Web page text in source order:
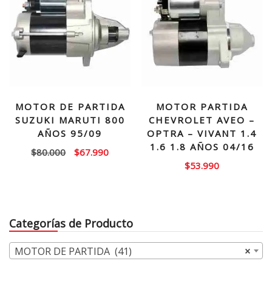
MOTOR DE PARTIDA
SUZUKI MARUTI 800
AÑOS 95/09
$80.000
El
$67.990El
MOTOR PARTIDA
CHEVROLET AVEO –
OPTRA – VIVANT 1.4
1.6 1.8 AÑOS 04/16
$53.990
Categorías de Producto
×
MOTOR DE PARTIDA (41)